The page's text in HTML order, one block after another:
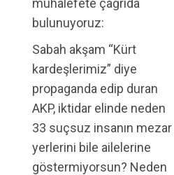
bulunuyoruz:
Sabah akşam “Kürt
kardeşlerimiz” diye
propaganda edip duran
AKP, iktidar elinde neden
33 suçsuz insanın mezar
yerlerini bile ailelerine
göstermiyorsun? Neden